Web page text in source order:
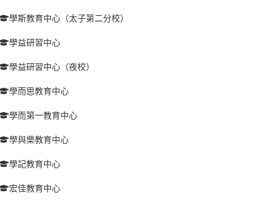
學斯教育中心（太子第二分校）
學益研習中心
學益研習中心（夜校）
學而思教育中心
學而第一教育中心
學與樂教育中心
學記教育中心
宏佳教育中心